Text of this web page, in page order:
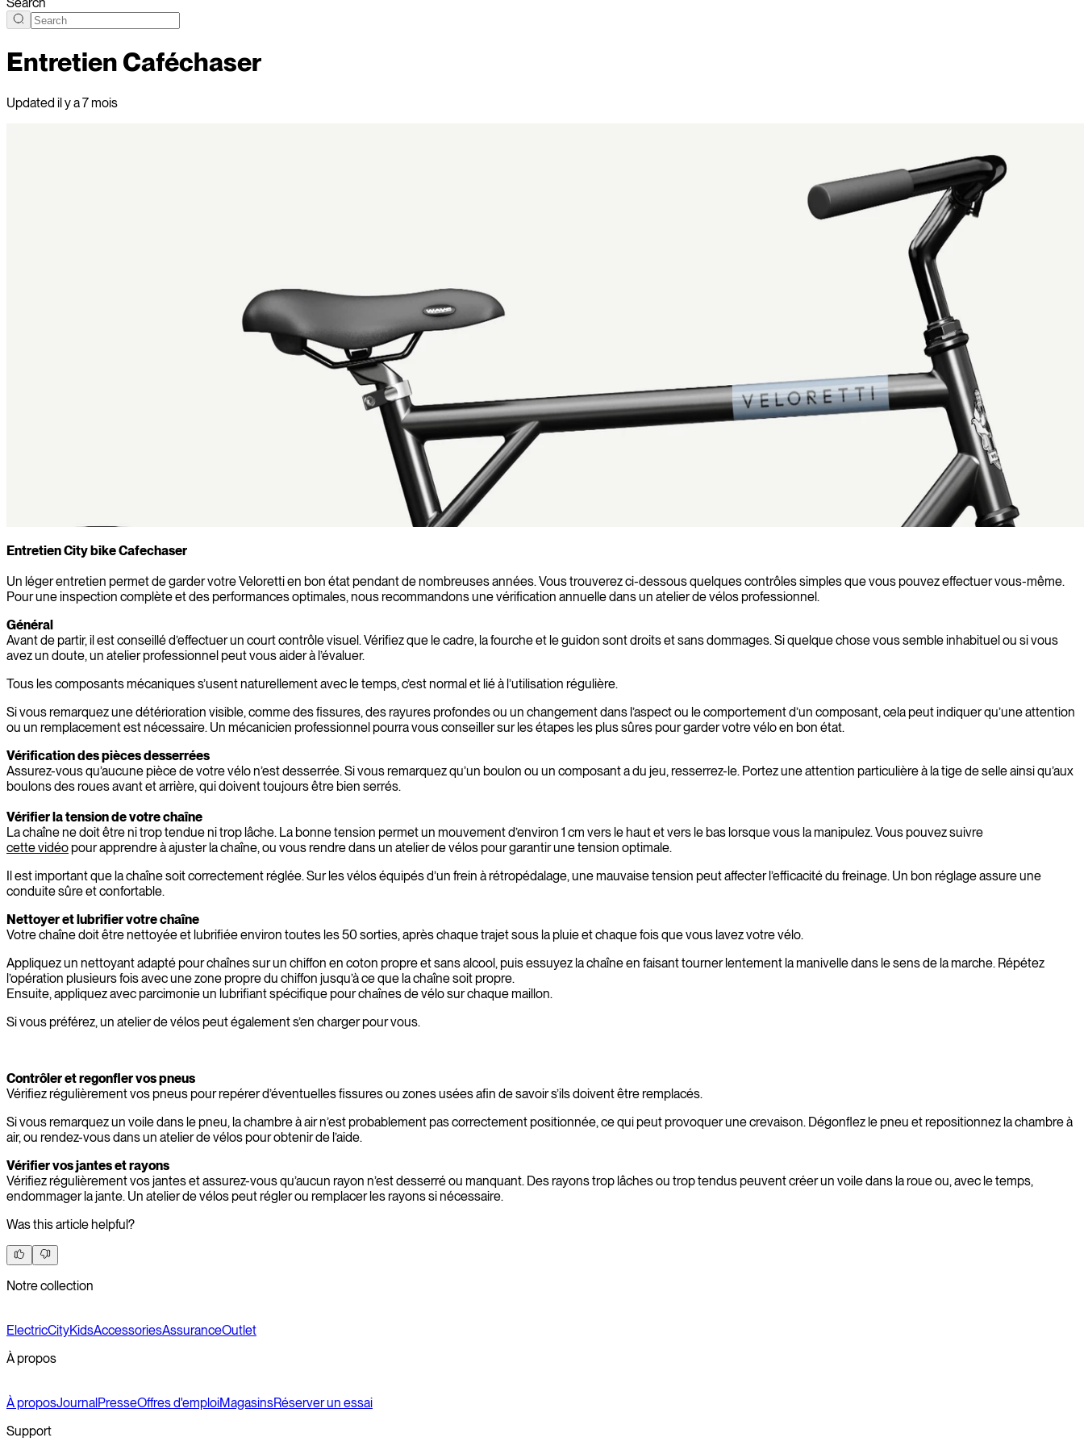
Entretien Caféchaser
Updated il y a 7 mois
Entretien City bike Cafechaser
Un léger entretien permet de garder votre Veloretti en bon état pendant de nombreuses années. Vous trouverez ci-dessous quelques contrôles simples que vous pouvez effectuer vous-même.
Pour une inspection complète et des performances optimales, nous recommandons une vérification annuelle dans un atelier de vélos professionnel.
Général
Avant de partir, il est conseillé d’effectuer un court contrôle visuel. Vérifiez que le cadre, la fourche et le guidon sont droits et sans dommages. Si quelque chose vous semble inhabituel ou si vous
avez un doute, un atelier professionnel peut vous aider à l’évaluer.
Tous les composants mécaniques s’usent naturellement avec le temps, c’est normal et lié à l’utilisation régulière.
Si vous remarquez une détérioration visible, comme des fissures, des rayures profondes ou un changement dans l’aspect ou le comportement d’un composant, cela peut indiquer qu’une attention
ou un remplacement est nécessaire. Un mécanicien professionnel pourra vous conseiller sur les étapes les plus sûres pour garder votre vélo en bon état.
Vérification des pièces desserrées
Assurez-vous qu’aucune pièce de votre vélo n’est desserrée. Si vous remarquez qu’un boulon ou un composant a du jeu, resserrez-le. Portez une attention particulière à la tige de selle ainsi qu’aux
boulons des roues avant et arrière, qui doivent toujours être bien serrés.
Vérifier la tension de votre chaîne
La chaîne ne doit être ni trop tendue ni trop lâche. La bonne tension permet un mouvement d’environ 1 cm vers le haut et vers le bas lorsque vous la manipulez. Vous pouvez suivre
cette vidéo pour apprendre à ajuster la chaîne, ou vous rendre dans un atelier de vélos pour garantir une tension optimale.
Il est important que la chaîne soit correctement réglée. Sur les vélos équipés d’un frein à rétropédalage, une mauvaise tension peut affecter l’efficacité du freinage. Un bon réglage assure une
conduite sûre et confortable.
Nettoyer et lubrifier votre chaîne
Votre chaîne doit être nettoyée et lubrifiée environ toutes les 50 sorties, après chaque trajet sous la pluie et chaque fois que vous lavez votre vélo.
Appliquez un nettoyant adapté pour chaînes sur un chiffon en coton propre et sans alcool, puis essuyez la chaîne en faisant tourner lentement la manivelle dans le sens de la marche. Répétez
l’opération plusieurs fois avec une zone propre du chiffon jusqu’à ce que la chaîne soit propre.
Ensuite, appliquez avec parcimonie un lubrifiant spécifique pour chaînes de vélo sur chaque maillon.
Si vous préférez, un atelier de vélos peut également s’en charger pour vous.
Contrôler et regonfler vos pneus
Vérifiez régulièrement vos pneus pour repérer d’éventuelles fissures ou zones usées afin de savoir s’ils doivent être remplacés.
Si vous remarquez un voile dans le pneu, la chambre à air n’est probablement pas correctement positionnée, ce qui peut provoquer une crevaison. Dégonflez le pneu et repositionnez la chambre à
air, ou rendez-vous dans un atelier de vélos pour obtenir de l’aide.
Vérifier vos jantes et rayons
Vérifiez régulièrement vos jantes et assurez-vous qu’aucun rayon n’est desserré ou manquant. Des rayons trop lâches ou trop tendus peuvent créer un voile dans la roue ou, avec le temps,
endommager la jante. Un atelier de vélos peut régler ou remplacer les rayons si nécessaire.
Was this article helpful?
Notre collection
ElectricCityKidsAccessoriesAssuranceOutlet
À propos
À proposJournalPresseOffres d'emploiMagasinsRéserver un essai
Support